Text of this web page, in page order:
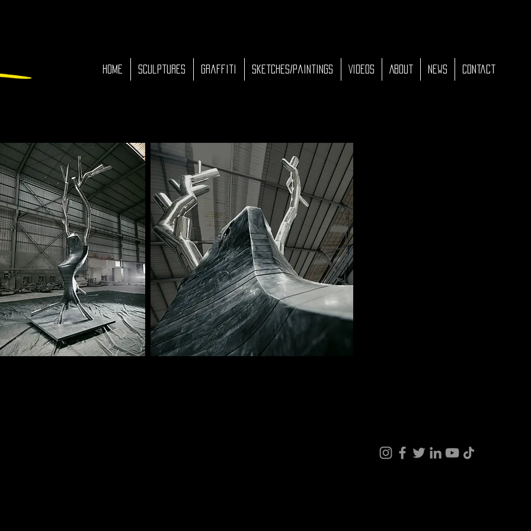
HOME Sculptures Graffiti Sketches/Paintings Videos About News Contact